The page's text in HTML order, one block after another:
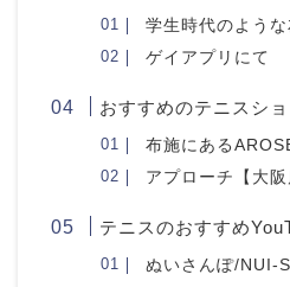
学生時代のような
ゲイアプリにて
おすすめのテニスシ
布施にある
アプローチ【大阪
テニスのおすすめ
ぬいさんぽ/NUI-